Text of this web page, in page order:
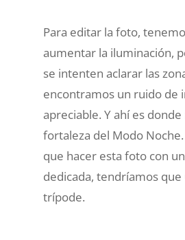
Para editar la foto,
aumentar la iluminación,
se intenten aclarar las
encontramos un ruido de
apreciable. Y ahí es donde
fortaleza del Modo
que hacer esta foto con
dedicada, tendríamos que
trípode.